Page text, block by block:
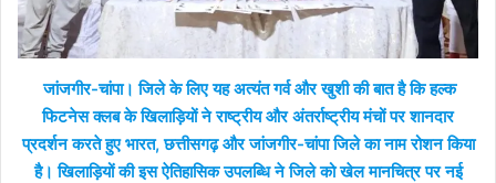
जांजगीर-चांपा। जिले के लिए यह अत्यंत गर्व और खुशी की बात है कि हल्क
फिटनेस क्लब के खिलाड़ियों ने राष्ट्रीय और अंतर्राष्ट्रीय मंचों पर शानदार
प्रदर्शन करते हुए भारत, छत्तीसगढ़ और जांजगीर-चांपा जिले का नाम रोशन किया
है। खिलाड़ियों की इस ऐतिहासिक उपलब्धि ने जिले को खेल मानचित्र पर नई